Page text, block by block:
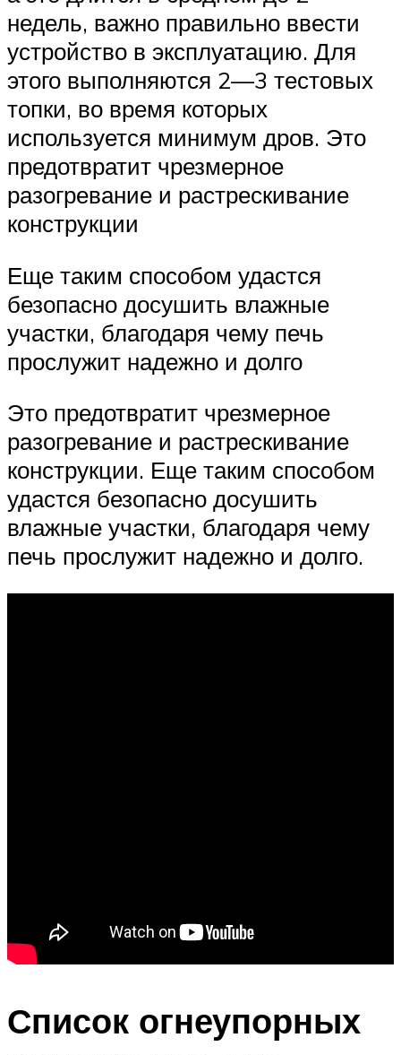
недель, важно правильно ввести
устройство в эксплуатацию. Для
этого выполняются 2—3 тестовых
топки, во время которых
используется минимум дров. Это
предотвратит чрезмерное
разогревание и растрескивание
конструкции
Еще таким способом удастся
безопасно досушить влажные
участки, благодаря чему печь
прослужит надежно и долго
Это предотвратит чрезмерное
разогревание и растрескивание
конструкции. Еще таким способом
удастся безопасно досушить
влажные участки, благодаря чему
печь прослужит надежно и долго.
Список огнеупорных